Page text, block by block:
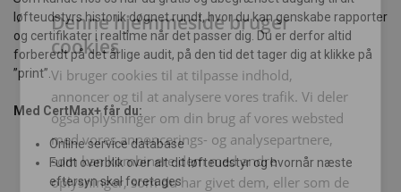
løfteudstyrs historik døgnet rundt, hvor du kan genskabe rapporter
og certifikater i realtime når det passer dig. Du er derfor altid
forberedt på det årlige audit, på den tid det tager dig at klikke på
”print”.
Med CertMax+ får du:
Online service database
Fuldt overblik over alt dit løfteudstyr og hvornår næste
eftersyn skal foretages
ENGLISH TRANSLATION
Denne hjemmeside bruger
cookies
Vi bruger cookies til at tilpasse indhold,
annoncer og til at analysere vores trafik. Vi deler
også oplysninger om din brug af vores websted
med vores annoncerings- og analysepartnere,
som kan kombinere dem med andre
oplysninger, som du har givet dem, eller som de